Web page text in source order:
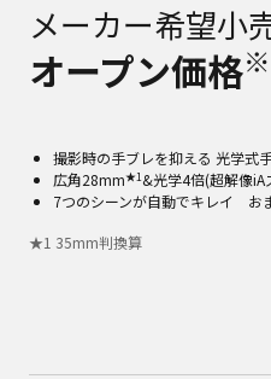
メーカー希望小
オープン価格※
撮影時の手ブレを抑える 光学式
広角28mm★1&光学4倍(超解像iA
7つのシーンが自動でキレイ お
★1 35mm判換算